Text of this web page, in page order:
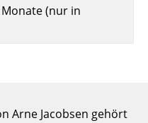
(nur in
Arne Jacobsen gehört